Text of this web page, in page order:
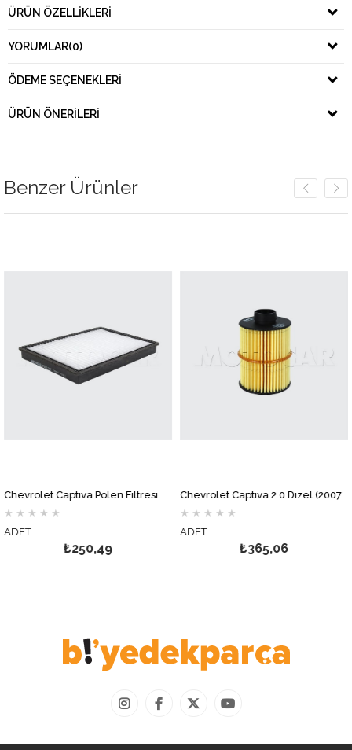
ÜRÜN ÖZELLIKLERI
YORUMLAR(0)
ÖDEME SEÇENEKLERI
ÜRÜN ÖNERILERI
Benzer Ürünler
Chevrolet Captiva Polen Filtresi MOTOCAR
★ ★ ★ ★
₺250,49
Chevrolet Captiva 2.0 Dizel (2007-2010) Mazot Filtresi MOTOCAR
★ ★ ★ ★
ADET
₺365,06